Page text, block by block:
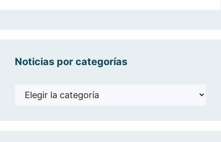
Noticias por categorías
Noticias